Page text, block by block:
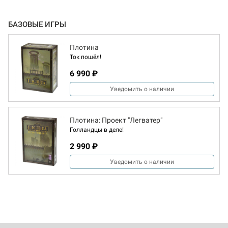
БАЗОВЫЕ ИГРЫ
Плотина
Ток пошёл!
6 990 ₽
Уведомить о наличии
Плотина: Проект "Легватер"
Голландцы в деле!
2 990 ₽
Уведомить о наличии